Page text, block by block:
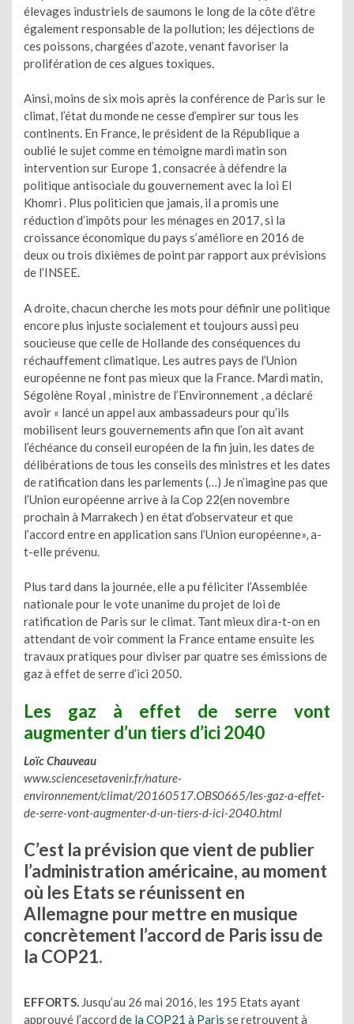
élevages industriels de saumons le long de la côte d’être
également responsable de la pollution; les déjections de
ces poissons, chargées d’azote, venant favoriser la
prolifération de ces algues toxiques.
Ainsi, moins de six mois après la conférence de Paris sur le
climat, l’état du monde ne cesse d’empirer sur tous les
continents. En France, le président de la République a
oublié le sujet comme en témoigne mardi matin son
intervention sur Europe 1, consacrée à défendre la
politique antisociale du gouvernement avec la loi El
Khomri . Plus politicien que jamais, il a promis une
réduction d’impôts pour les ménages en 2017, si la
croissance économique du pays s’améliore en 2016 de
deux ou trois dixièmes de point par rapport aux prévisions
de l’INSEE.
A droite, chacun cherche les mots pour définir une politique
encore plus injuste socialement et toujours aussi peu
soucieuse que celle de Hollande des conséquences du
réchauffement climatique. Les autres pays de l’Union
européenne ne font pas mieux que la France. Mardi matin,
Ségolène Royal , ministre de l’Environnement , a déclaré
avoir « lancé un appel aux ambassadeurs pour qu’ils
mobilisent leurs gouvernements afin que l’on ait avant
l’échéance du conseil européen de la fin juin, les dates de
délibérations de tous les conseils des ministres et les dates
de ratification dans les parlements (…) Je n’imagine pas que
l’Union européenne arrive à la Cop 22(en novembre
prochain à Marrakech ) en état d’observateur et que
l’accord entre en application sans l’Union européenne», a-
t-elle prévenu.
Plus tard dans la journée, elle a pu féliciter l’Assemblée
nationale pour le vote unanime du projet de loi de
ratification de Paris sur le climat. Tant mieux dira-t-on en
attendant de voir comment la France entame ensuite les
travaux pratiques pour diviser par quatre ses émissions de
gaz à effet de serre d’ici 2050.
Les gaz à effet de serre vont
augmenter d’un tiers d’ici 2040
Loïc Chauveau
www.sciencesetavenir.fr/nature-
environnement/climat/20160517.OBS0665/les-gaz-a-effet-
de-serre-vont-augmenter-d-un-tiers-d-ici-2040.html
C’est la prévision que vient de publier
l’administration américaine, au moment
où les Etats se réunissent en
Allemagne pour mettre en musique
concrètement l’accord de Paris issu de
la COP21.
EFFORTS. Jusqu’au 26 mai 2016, les 195 Etats ayant
approuvé l’accord de la COP21 à Paris se retrouvent à